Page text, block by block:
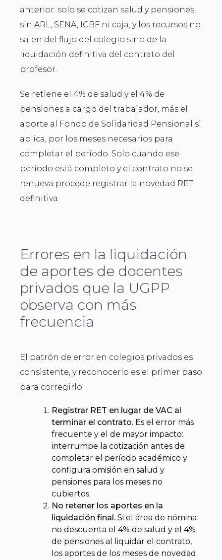
anterior: solo se cotizan salud y pensiones,
sin ARL, SENA, ICBF ni caja, y los recursos no
salen del flujo del colegio sino de la
liquidación definitiva del contrato del
profesor.
Se retiene el 4% de salud y el 4% de
pensiones a cargo del trabajador, más el
aporte al Fondo de Solidaridad Pensional si
aplica, por los meses necesarios para
completar el período. Solo cuando ese
período está completo y el contrato no se
renueva procede registrar la novedad RET
definitiva.
Errores en la liquidación
de aportes de docentes
privados que la UGPP
observa con más
frecuencia
El patrón de error en colegios privados es
consistente, y reconocerlo es el primer paso
para corregirlo.
Registrar RET en lugar de VAC al
terminar el contrato. Es el error más
frecuente y el de mayor impacto:
interrumpe la cotización antes de
completar el período académico y
configura omisión en salud y
pensiones para los meses no
cubiertos.
No retener los aportes en la
liquidación final. Si el área de nómina
no descuenta el 4% de salud y el 4%
de pensiones al liquidar el contrato,
los aportes de los meses de novedad